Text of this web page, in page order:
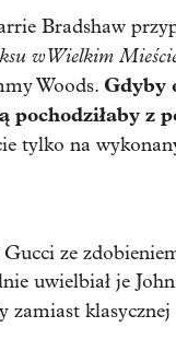
Bradshaw
w Wielkim
Woods. Gdyby
pochodziłaby
tylko na
ze
uwielbiał je
zamiast